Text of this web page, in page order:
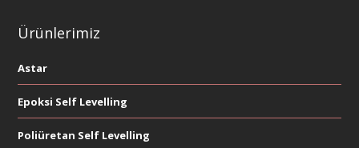
Ürünlerimiz
Astar
Epoksi Self Levelling
Poliüretan Self Levelling